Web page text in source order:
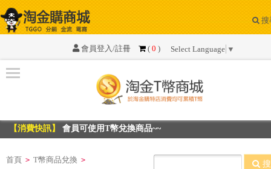
搜
會員登入/註冊 ( 0 ) Select Language ▼
系
告
T
【消費快訊】
會員可使用T幣兌換商品~~
首頁 > T幣商品兌換 >